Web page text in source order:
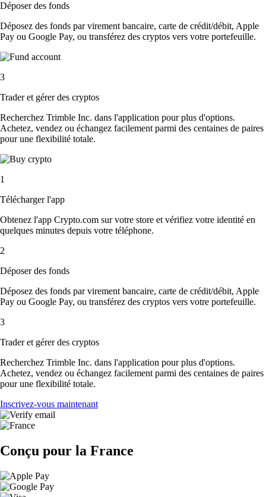
Déposer des fonds
Déposez des fonds par virement bancaire, carte de crédit/débit, Apple
Pay ou Google Pay, ou transférez des cryptos vers votre portefeuille.
3
Trader et gérer des cryptos
Recherchez Trimble Inc. dans l'application pour plus d'options.
Achetez, vendez ou échangez facilement parmi des centaines de paires
pour une flexibilité totale.
1
Télécharger l'app
Obtenez l'app Crypto.com sur votre store et vérifiez votre identité en
quelques minutes depuis votre téléphone.
2
Déposer des fonds
Déposez des fonds par virement bancaire, carte de crédit/débit, Apple
Pay ou Google Pay, ou transférez des cryptos vers votre portefeuille.
3
Trader et gérer des cryptos
Recherchez Trimble Inc. dans l'application pour plus d'options.
Achetez, vendez ou échangez facilement parmi des centaines de paires
pour une flexibilité totale.
Inscrivez-vous maintenant
Conçu pour la France